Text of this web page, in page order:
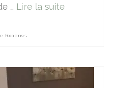
… Lire la suite­­
Podiensis